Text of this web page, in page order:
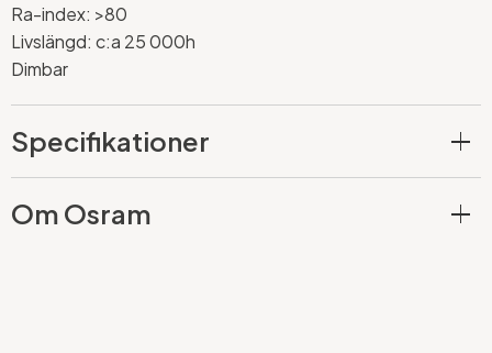
Ra-index: >80
Livslängd: c:a 25 000h
Dimbar
Specifikationer
Om Osram